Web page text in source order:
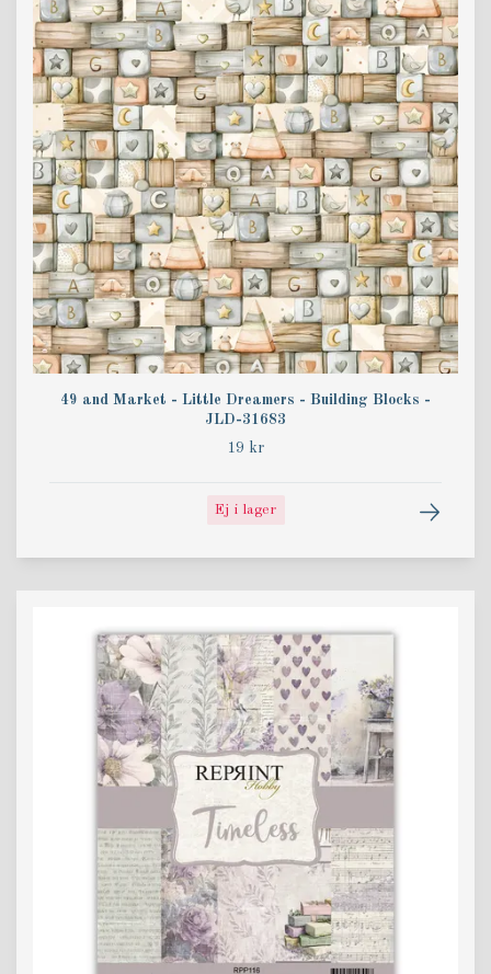
49 and Market - Little Dreamers - Building Blocks -
JLD-31683
19 kr
Ej i lager